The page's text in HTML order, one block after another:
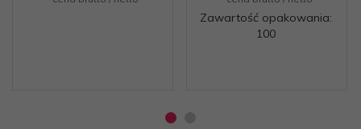
Zawartość opakowania:
100